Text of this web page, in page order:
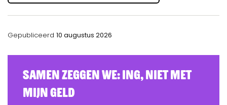
Gepubliceerd 10 augustus 2026
Samen zeggen we: ING, Niet Met
Mijn Geld